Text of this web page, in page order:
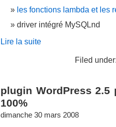
les fonctions lambda et les
driver intégré MySQLnd
Lire la suite
Filed
plugin WordPress 2.5
100%
dimanche 30 mars 2008